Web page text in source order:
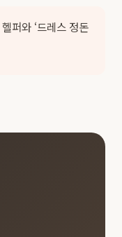
퍼와 ‘드레스 정돈